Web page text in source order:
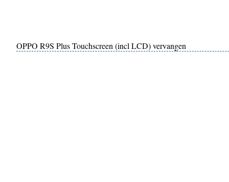
OPPO R9S Plus Touchscreen (incl LCD) vervangen